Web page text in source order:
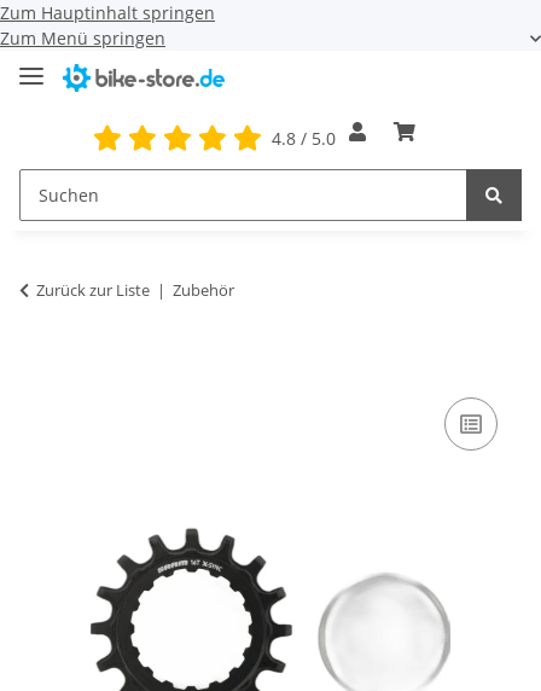
Zum Hauptinhalt springen
Zum Menü springen
4.8 / 5.0
Zurück zur Liste Zubehör